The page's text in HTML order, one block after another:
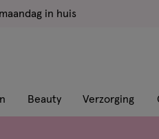
in huis
Beauty Verzorging